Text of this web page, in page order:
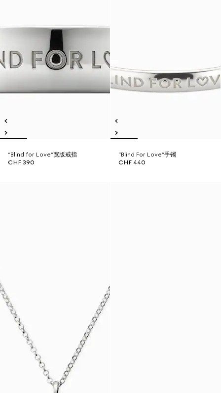
“Blind for Love”宽版戒指
CHF 390
“Blind For Love”手镯
CHF 440